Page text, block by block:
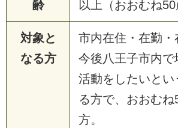
齢
以上（おおむね50
対象と
なる方
市内在住・在勤・
今後八王子市内で
活動をしたいと
る方で、おおむね
方。